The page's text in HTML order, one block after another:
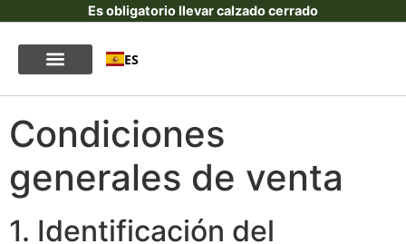
Es obligatorio llevar calzado cerrado
ES
Condiciones
generales de venta
1. Identificación del